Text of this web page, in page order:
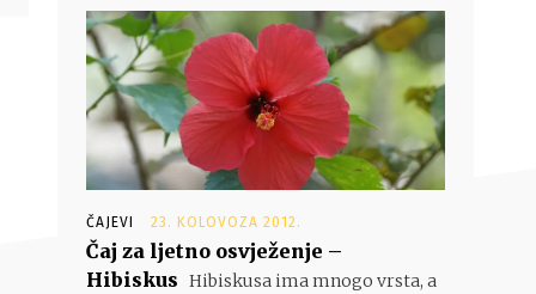
ČAJEVI 23. KOLOVOZA 2012.
Čaj za ljetno osvježenje –
Hibiskus Hibiskusa ima mnogo vrsta, a